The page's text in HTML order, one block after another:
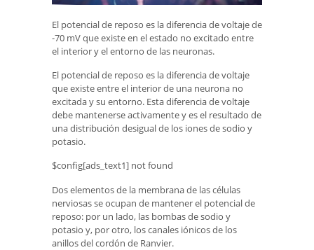
El potencial de reposo es la diferencia de voltaje de
-70 mV que existe en el estado no excitado entre
el interior y el entorno de las neuronas.
El potencial de reposo es la diferencia de voltaje
que existe entre el interior de una neurona no
excitada y su entorno. Esta diferencia de voltaje
debe mantenerse activamente y es el resultado de
una distribución desigual de los iones de sodio y
potasio.
$config[ads_text1] not found
Dos elementos de la membrana de las células
nerviosas se ocupan de mantener el potencial de
reposo: por un lado, las bombas de sodio y
potasio y, por otro, los canales iónicos de los
anillos del cordón de Ranvier.